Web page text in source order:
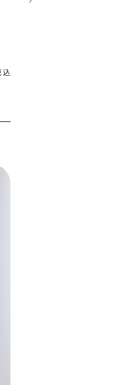
込